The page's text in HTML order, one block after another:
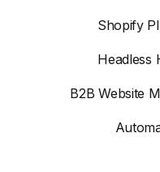
Shopify
Headless
B2B Website